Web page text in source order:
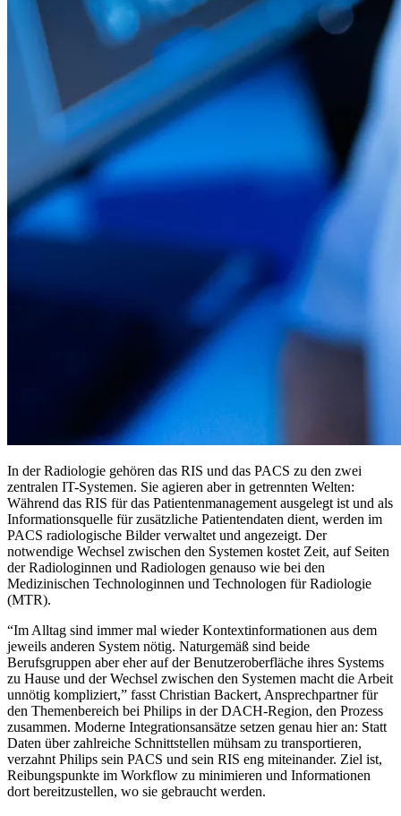
In der Radiologie gehören das RIS und das PACS zu den zwei
zentralen IT-Systemen. Sie agieren aber in getrennten Welten:
Während das RIS für das Patientenmanagement ausgelegt ist und als
Informationsquelle für zusätzliche Patientendaten dient, werden im
PACS radiologische Bilder verwaltet und angezeigt. Der
notwendige Wechsel zwischen den Systemen kostet Zeit, auf Seiten
der Radiologinnen und Radiologen genauso wie bei den
Medizinischen Technologinnen und Technologen für Radiologie
(MTR).
“Im Alltag sind immer mal wieder Kontextinformationen aus dem
jeweils anderen System nötig. Naturgemäß sind beide
Berufsgruppen aber eher auf der Benutzeroberfläche ihres Systems
zu Hause und der Wechsel zwischen den Systemen macht die Arbeit
unnötig kompliziert,” fasst Christian Backert, Ansprechpartner für
den Themenbereich bei Philips in der DACH-Region, den Prozess
zusammen. Moderne Integrationsansätze setzen genau hier an: Statt
Daten über zahlreiche Schnittstellen mühsam zu transportieren,
verzahnt Philips sein PACS und sein RIS eng miteinander. Ziel ist,
Reibungspunkte im Workflow zu minimieren und Informationen
dort bereitzustellen, wo sie gebraucht werden.